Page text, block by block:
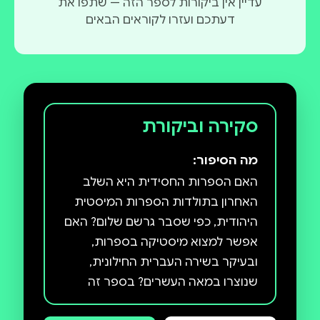
דעתכם ועזרו לקוראים הבאים
סקירה וביקורת
מה הסיפור:
האם הספרות החסידית היא השלב
האחרון בתולדות הספרות המיסטית
היהודית, כפי שסבר גרשם שלום? האם
אפשר למצוא מיסטיקה בספרות,
ובעיקר בשירה העברית החילונית,
שנוצרו במאה העשרים? בספר זה
מוכיחה חמוטל בר-יוסף שהשירה